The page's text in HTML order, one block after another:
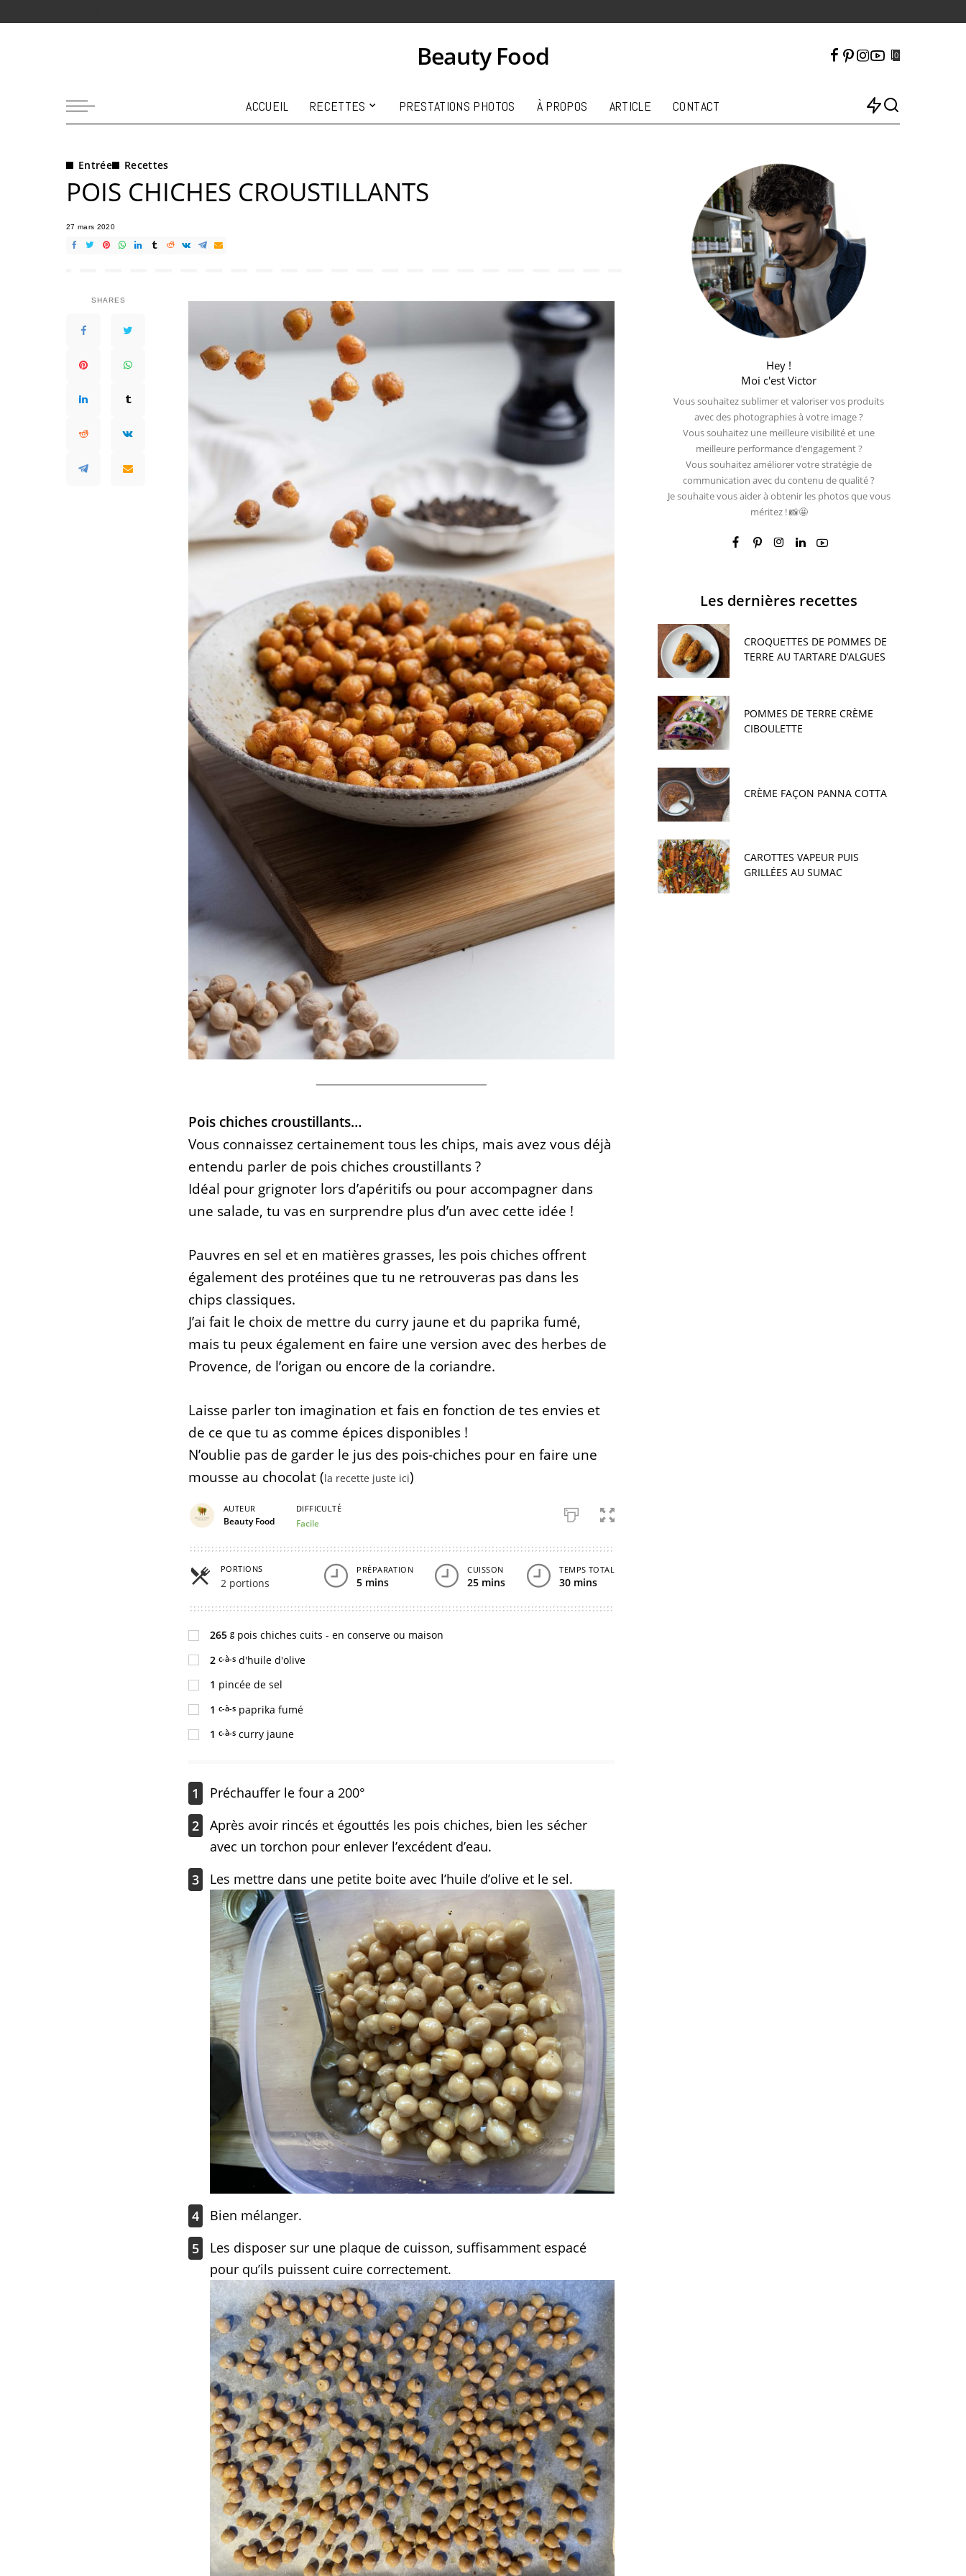
Beauty Food 0
ACCUEIL RECETTES PRESTATIONS PHOTOS À PROPOS ARTICLE CONTACT
Entrée Recettes
POIS CHICHES CROUSTILLANTS
27 mars 2020
SHARES
Pois chiches croustillants…
Vous connaissez certainement tous les chips, mais avez vous déjà
entendu parler de pois chiches croustillants ?
Idéal pour grignoter lors d’apéritifs ou pour accompagner dans
une salade, tu vas en surprendre plus d’un avec cette idée !
Pauvres en sel et en matières grasses, les pois chiches offrent
également des protéines que tu ne retrouveras pas dans les
chips classiques.
J’ai fait le choix de mettre du curry jaune et du paprika fumé,
mais tu peux également en faire une version avec des herbes de
Provence, de l’origan ou encore de la coriandre.
Laisse parler ton imagination et fais en fonction de tes envies et
de ce que tu as comme épices disponibles !
N’oublie pas de garder le jus des pois-chiches pour en faire une
mousse au chocolat (la recette juste ici)
AUTEUR
Beauty Food
DIFFICULTÉ
Facile
PORTIONS
2 portions
PRÉPARATION
5 mins
CUISSON
25 mins
TEMPS TOTAL
30 mins
265 g pois chiches cuits - en conserve ou maison
2 c-à-s d'huile d'olive
1 pincée de sel
1 c-à-s paprika fumé
1 c-à-s curry jaune
1
Préchauffer le four a 200°
2
Après avoir rincés et égouttés les pois chiches, bien les sécher
avec un torchon pour enlever l’excédent d’eau.
3
Les mettre dans une petite boite avec l’huile d’olive et le sel.
4
Bien mélanger.
5
Les disposer sur une plaque de cuisson, suffisamment espacé
pour qu’ils puissent cuire correctement.
Hey !
Moi c'est Victor
Vous souhaitez sublimer et valoriser vos produits
avec des photographies à votre image ?
Vous souhaitez une meilleure visibilité et une
meilleure performance d’engagement ?
Vous souhaitez améliorer votre stratégie de
communication avec du contenu de qualité ?
Je souhaite vous aider à obtenir les photos que vous
méritez ! 📸🤩
Les dernières recettes
CROQUETTES DE POMMES DE
TERRE AU TARTARE D’ALGUES
POMMES DE TERRE CRÈME
CIBOULETTE
CRÈME FAÇON PANNA COTTA
CAROTTES VAPEUR PUIS
GRILLÉES AU SUMAC